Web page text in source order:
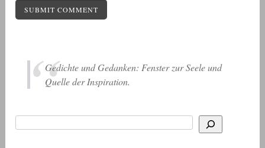
Gedichte und Gedanken: Fenster zur Seele und
Quelle der Inspiration.